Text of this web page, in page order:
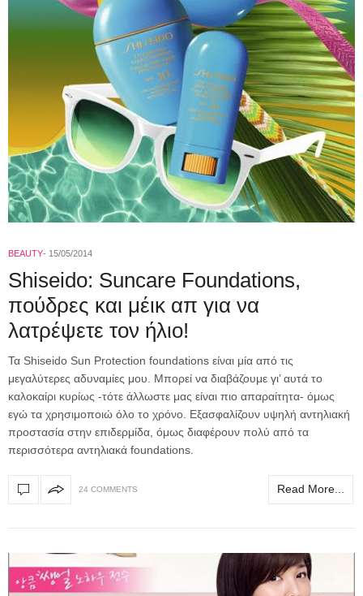
BEAUTY 15/05/2014
Shiseido: Suncare Foundations,
πούδρες και μέικ απ για να
λατρέψετε τον ήλιο!
Τα Shiseido Sun Protection foundations είναι μία από τις
μεγαλύτερες αδυναμίες μου. Μπορεί να διαβάζουμε γι’ αυτά το
καλοκαίρι κυρίως -τότε άλλωστε μας είναι πιο απαραίτητα- όμως
εγώ τα χρησιμοποιώ όλο το χρόνο. Εξασφαλίζουν υψηλή αντηλιακή
προστασία στην επιδερμίδα, όμως διαφέρουν πολύ από τα
περισσότερα αντηλιακά foundations.
24 COMMENTS Read More...